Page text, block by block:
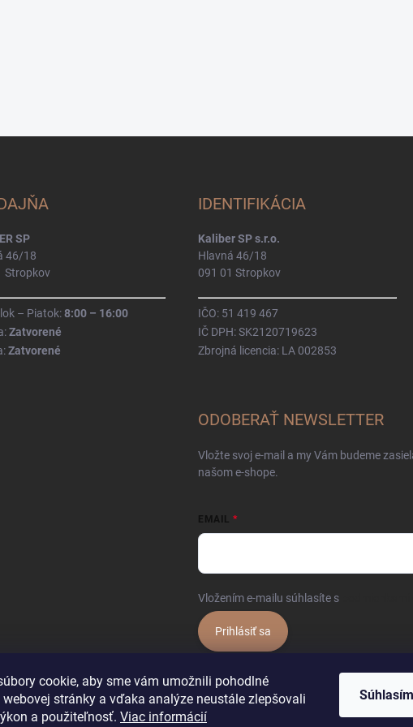
cookie, aby sme vám umožnili pohodlné
stránky a vďaka analýze neustále zlepšovali
a použiteľnosť. Viac informácií
Súhlasím
SP
46/18
Stropkov
– Piatok:8:00 – 16:00
Zatvorené
Zatvorené
IDENTIFIKÁCIA
Kaliber SP s.r.o.
Hlavná 46/18
091 01 Stropkov
IČO: 51 419 467
IČ DPH: SK2120719623
Zbrojná licencia: LA 002853
ODOBERAŤ NEWSLETTER
Vložte svoj e-mail a my Vám budeme
našom e-shope.
EMAIL
Vložením e-mailu súhlasíte s
Prihlásiť sa